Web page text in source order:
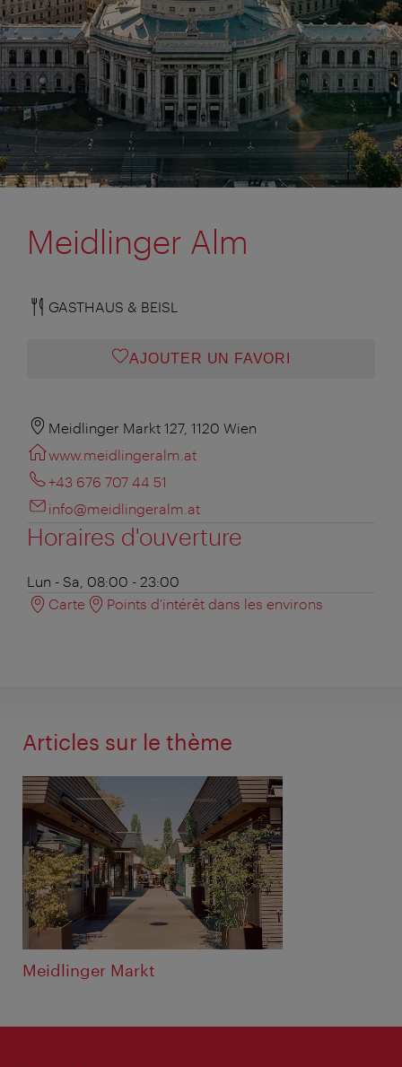
Meidlinger Alm
GASTHAUS & BEISL
AJOUTER UN FAVORI
Meidlinger Markt 127, 1120 Wien
www.meidlingeralm.at
+43 676 707 44 51
info@meidlingeralm.at
Horaires d'ouverture
Lun - Sa, 08:00 - 23:00
Carte
Points d'intérêt dans les environs
Articles sur le thème
Meidlinger Markt